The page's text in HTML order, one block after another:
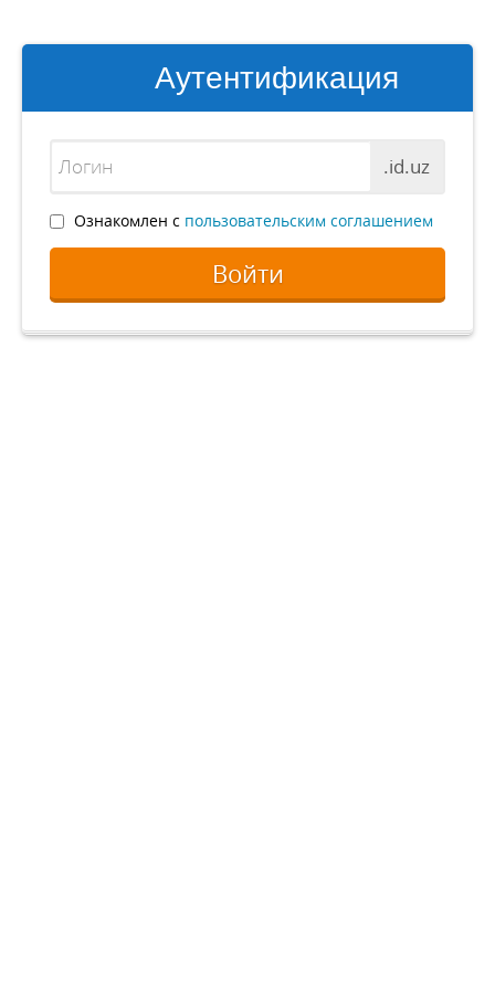
Аутентификация
.id.uz
Ознакомлен с пользовательским соглашением
Войти